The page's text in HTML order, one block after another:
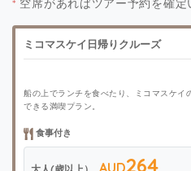
* 空席があればツアー予約を確定
ミコマスケイ日帰りクルーズ
船の上でランチを食べたり、ミコマスケイ
できる満喫プラン。
食事付き
AUD264